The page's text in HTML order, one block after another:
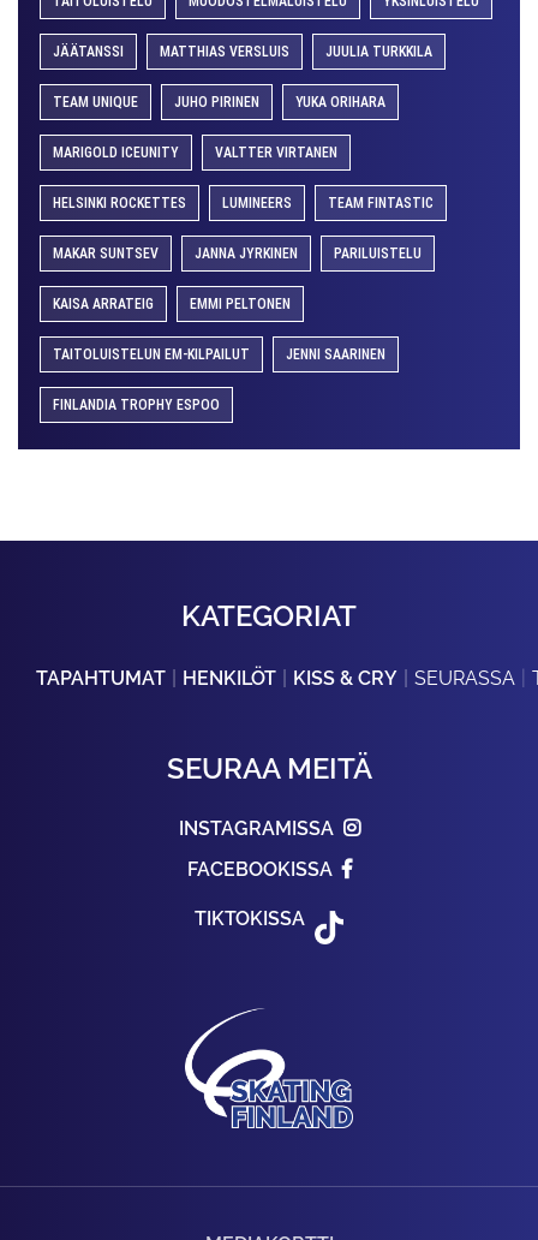
JÄÄTANSSI MATTHIAS VERSLUIS JUULIA TURKKILA
TEAM UNIQUE JUHO PIRINEN YUKA ORIHARA
MARIGOLD ICEUNITY VALTTER VIRTANEN
HELSINKI ROCKETTES LUMINEERS TEAM FINTASTIC
MAKAR SUNTSEV JANNA JYRKINEN PARILUISTELU
KAISA ARRATEIG EMMI PELTONEN
TAITOLUISTELUN EM-KILPAILUT JENNI SAARINEN
FINLANDIA TROPHY ESPOO
KATEGORIAT
TAPAHTUMAT HENKILÖT KISS & CRY SEURASSA
SEURAA MEITÄ
INSTAGRAMISSA
FACEBOOKISSA
TIKTOKISSA